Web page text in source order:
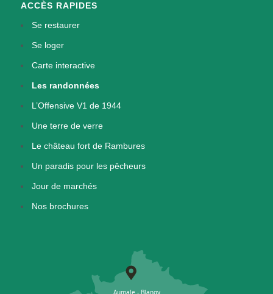
ACCÈS RAPIDES
Se restaurer
Se loger
Carte interactive
Les randonnées
L’Offensive V1 de 1944
Une terre de verre
Le château fort de Rambures
Un paradis pour les pêcheurs
Jour de marchés
Nos brochures